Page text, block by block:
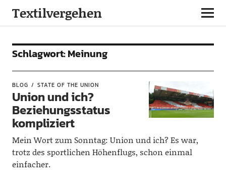
Textilvergehen
Schlagwort:Meinung
BLOG STATE OF THE UNION
Union und ich?
Beziehungsstatus
kompliziert
Mein Wort zum Sonntag: Union und ich? Es war,
trotz des sportlichen Höhenflugs, schon einmal
einfacher.